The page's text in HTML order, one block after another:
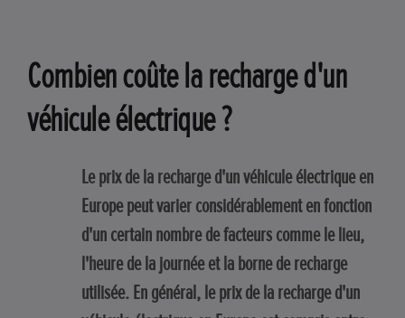
Combien coûte la recharge d'un
véhicule électrique ?
Le prix de la recharge d'un véhicule électrique en
Europe peut varier considérablement en fonction
d'un certain nombre de facteurs comme le lieu,
l'heure de la journée et la borne de recharge
utilisée. En général, le prix de la recharge d'un